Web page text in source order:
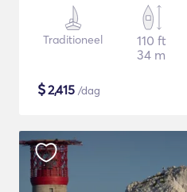
Traditioneel
110 ft
34 m
$2,415 /dag